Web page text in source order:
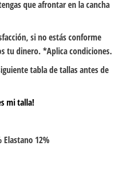
que afrontar en la cancha
si no estás conforme
tu dinero. *Aplica condiciones.
tabla de tallas antes de
mi talla!
12%